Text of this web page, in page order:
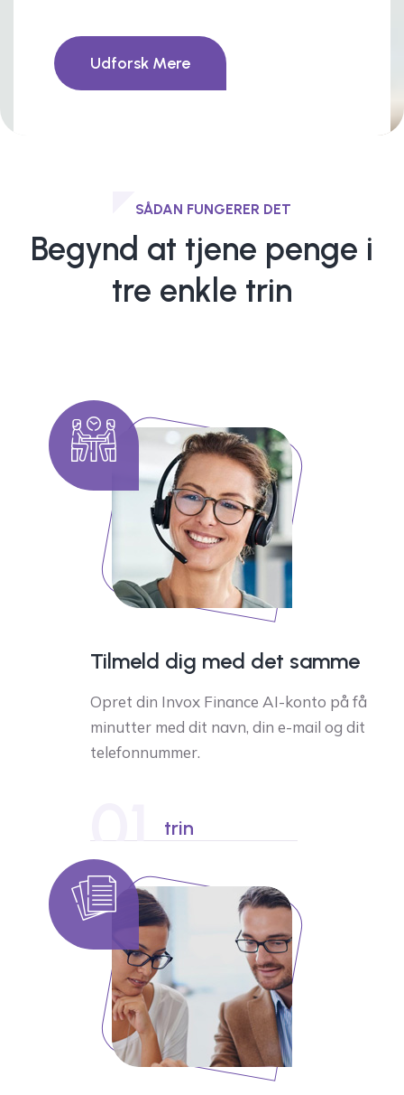
Udforsk Mere
SÅDAN FUNGERER DET
Begynd at tjene penge i
tre enkle trin
Tilmeld dig med det samme
Opret din Invox Finance AI-konto på få
minutter med dit navn, din e-mail og dit
telefonnummer.
01trin